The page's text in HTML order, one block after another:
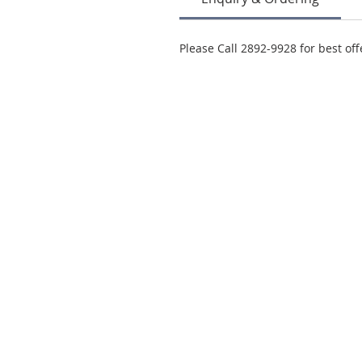
Please Call 2892-9928 for best